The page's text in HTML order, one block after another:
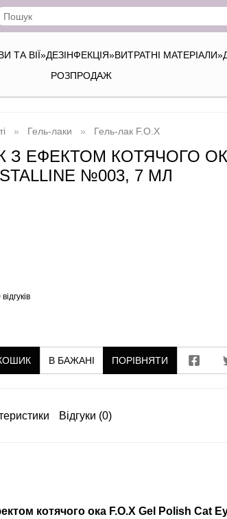
ТА ВІЇ»ДЕЗІНФЕКЦІЯ»ВИТРАТНІ МАТЕРІАЛИ»
РОЗПРОДАЖ
Гель-лаки Гель-лак F.O.X
З ЕФЕКТОМ КОТЯЧОГО ОКА
№003, 7 МЛ
відгуків
В БАЖАНІ ПОРІВНЯТИ
Відгуки (0)
котячого ока F.O.X Gel Polish Cat